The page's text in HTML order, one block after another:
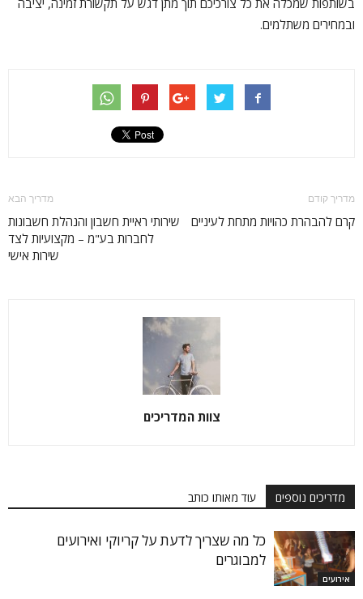
ובמחירים משתלמים.
מדריך קודם
קרם להבהרת כהויות מתחת לעיניים
מדריך הבא
שירותי ראיית חשבון והנהלת חשבונות
לחברות בע"מ – מקצועיות לצד
שירות אישי
צוות המדריכים
מדריכים נוספים עוד מאותו כותב
אירועים
כל מה שצריך לדעת על קריוקי ואירועים
למבוגרים